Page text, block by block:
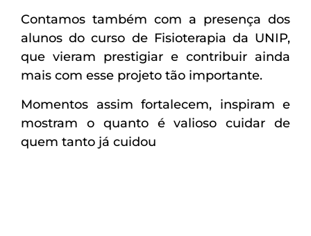
Contamos também com a presença dos
alunos do curso de Fisioterapia da UNIP,
que vieram prestigiar e contribuir ainda
mais com esse projeto tão importante.
Momentos assim fortalecem, inspiram e
mostram o quanto é valioso cuidar de
quem tanto já cuidou